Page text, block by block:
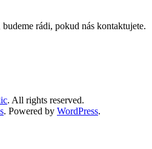
rádi, pokud nás kontaktujete.
. All rights reserved.
. Powered by WordPress.